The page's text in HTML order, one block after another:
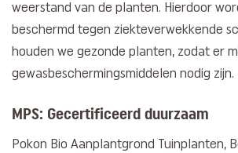
weerstand van de planten. Hierdoor
beschermd tegen ziekteverwekkende
houden we gezonde planten, zodat er
gewasbeschermingsmiddelen nodig zijn.
MPS: Gecertificeerd duurzaam
Pokon Bio Aanplantgrond Tuinplanten,